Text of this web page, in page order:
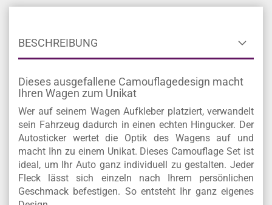
BESCHREIBUNG
Dieses ausgefallene Camouflagedesign macht
Ihren Wagen zum Unikat
Wer auf seinem Wagen Aufkleber platziert, verwandelt
sein Fahrzeug dadurch in einen echten Hingucker. Der
Autosticker wertet die Optik des Wagens auf und
macht Ihn zu einem Unikat. Dieses Camouflage Set ist
ideal, um Ihr Auto ganz individuell zu gestalten. Jeder
Fleck lässt sich einzeln nach Ihrem persönlichen
Geschmack befestigen. So entsteht Ihr ganz eigenes